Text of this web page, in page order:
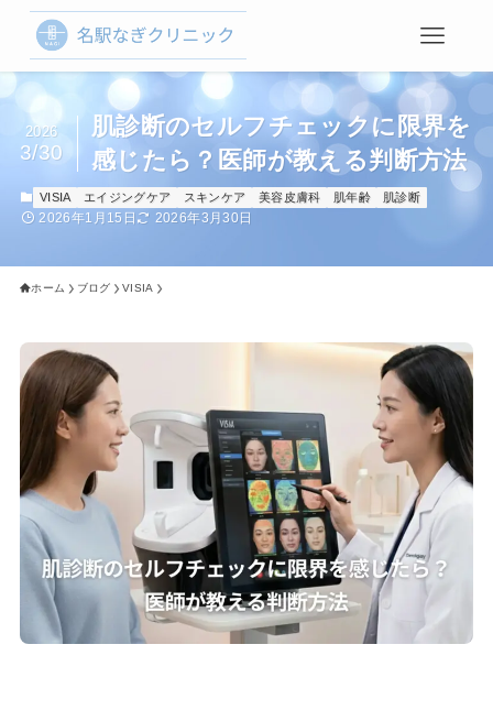
肌診断のセルフチェックに限界を
感じたら？医師が教える判断方法
2026
3/30
VISIA エイジングケア スキンケア 美容皮膚科 肌年齢 肌診断
2026年1月15日 2026年3月30日
ホーム ブログ VISIA